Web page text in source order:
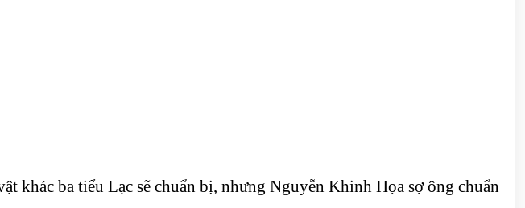
ba tiểu Lạc sẽ chuẩn bị, nhưng Nguyễn Khinh Họa sợ ông chuẩn